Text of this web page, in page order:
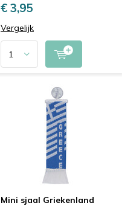
€ 3,95
Vergelijk
Mini sjaal Griekenland